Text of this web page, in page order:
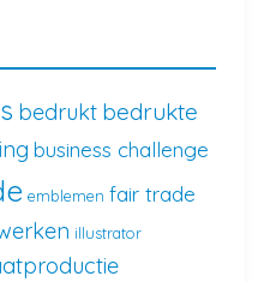
bedrukt bedrukte
business challenge
emblemen fair trade
illustrator